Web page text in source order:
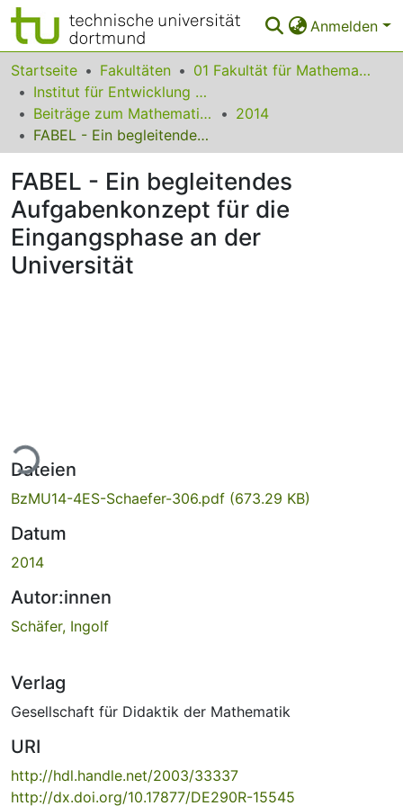
Anmelden
Bereiche & Sammlungen
Das gesamte Repositorium
Statistiken
FAQ
Leitlinien
Zurück zur Startseite
Startseite Fakultäten
01 Fakultät für Mathematik
Institut für Entwicklung und Erforschung des Mathematikunterrichts
Beiträge zum Mathematikunterricht
2014
FABEL - Ein begleitendes Aufgabenkonzept für die Eingangsphase an der Universität
FABEL - Ein begleitendes
Aufgabenkonzept für die
Eingangsphase an der
Universität
Dateien
BzMU14-4ES-Schaefer-306.pdf (673.29 KB)
Datum
2014
Autor:innen
Schäfer, Ingolf
Verlag
Gesellschaft für Didaktik der Mathematik
URI
http://hdl.handle.net/2003/33337
http://dx.doi.org/10.17877/DE290R-15545